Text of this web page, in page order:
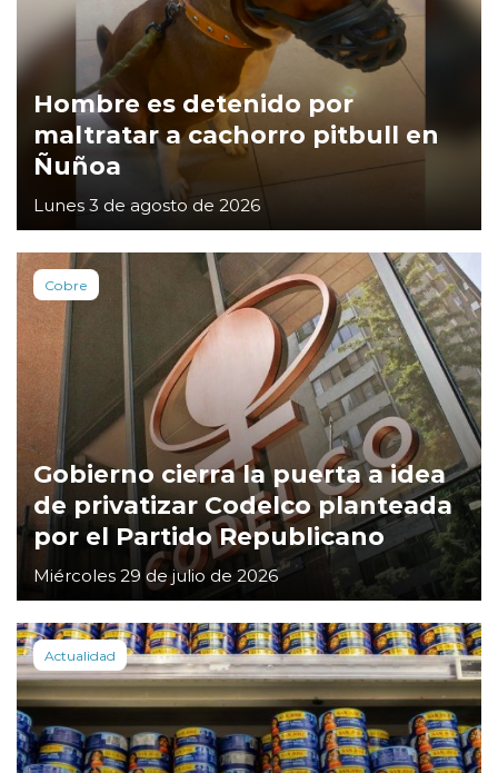
Hombre es detenido por
maltratar a cachorro pitbull en
Ñuñoa
Lunes 3 de agosto de 2026
Cobre
Gobierno cierra la puerta a idea
de privatizar Codelco planteada
por el Partido Republicano
Miércoles 29 de julio de 2026
Actualidad